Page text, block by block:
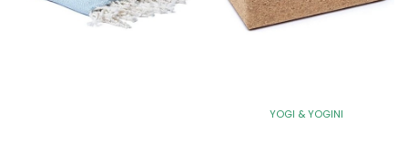
YOGI & YOGINI